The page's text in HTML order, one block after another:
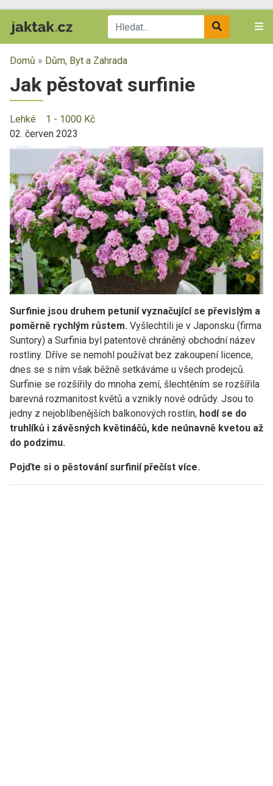
Domů » Dům, Byt a Zahrada
Jak pěstovat surfinie
Lehké
1 - 1000 Kč
02. červen 2023
Surfinie jsou druhem petunií vyznačující se převislým a
poměrně rychlým růstem. Vyšlechtili je v Japonsku (firma
Suntory) a Surfinia byl patentově chráněný obchodní název
rostliny. Dříve se nemohl používat bez zakoupení licence,
dnes se s ním však běžně setkáváme u všech prodejců.
Surfinie se rozšířily do mnoha zemí, šlechtěním se rozšířila
barevná rozmanitost květů a vznikly nové odrůdy. Jsou to
jedny z nejoblíbenějších balkonových rostlin, hodí se do
truhlíků i závěsných květináčů, kde neúnavně kvetou až
do podzimu.
Pojďte si o pěstování surfinií přečíst více.